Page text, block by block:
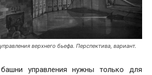
верхнего бьефа. Перспектива, вариант.
управления нужны только для